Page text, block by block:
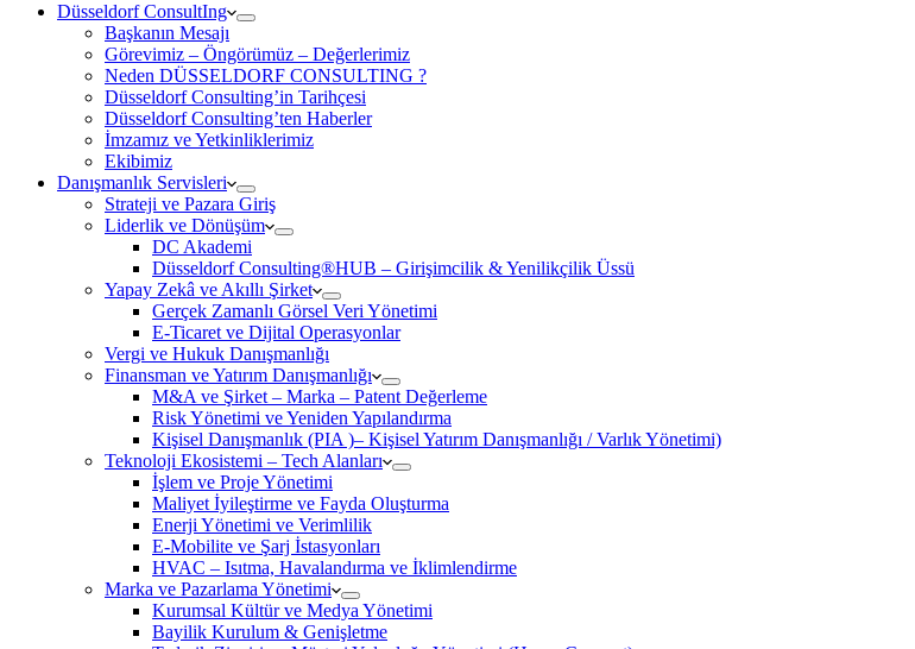
Düsseldorf ConsultIng
Başkanın Mesajı
Görevimiz – Öngörümüz – Değerlerimiz
Neden DÜSSELDORF CONSULTING ?
Düsseldorf Consulting’in Tarihçesi
Düsseldorf Consulting’ten Haberler
İmzamız ve Yetkinliklerimiz
Ekibimiz
Danışmanlık Servisleri
Strateji ve Pazara Giriş
Liderlik ve Dönüşüm
DC Akademi
Düsseldorf Consulting®HUB – Girişimcilik & Yenilikçilik Üssü
Yapay Zekâ ve Akıllı Şirket
Gerçek Zamanlı Görsel Veri Yönetimi
E-Ticaret ve Dijital Operasyonlar
Vergi ve Hukuk Danışmanlığı
Finansman ve Yatırım Danışmanlığı
M&A ve Şirket – Marka – Patent Değerleme
Risk Yönetimi ve Yeniden Yapılandırma
Kişisel Danışmanlık (PIA )– Kişisel Yatırım Danışmanlığı / Varlık Yönetimi)
Teknoloji Ekosistemi – Tech Alanları
İşlem ve Proje Yönetimi
Maliyet İyileştirme ve Fayda Oluşturma
Enerji Yönetimi ve Verimlilik
E-Mobilite ve Şarj İstasyonları
HVAC – Isıtma, Havalandırma ve İklimlendirme
Marka ve Pazarlama Yönetimi
Kurumsal Kültür ve Medya Yönetimi
Bayilik Kurulum & Genişletme